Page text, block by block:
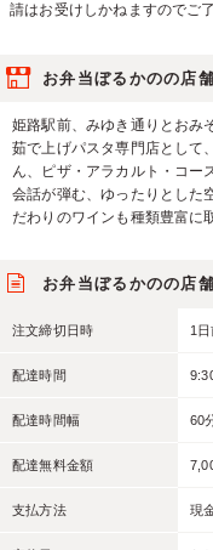
請はお受けしかねますのでご
お弁当ぼるかのの店
姫路駅前、みゆき通りとおみ
茹で上げパスタ専門店として
ん、ピザ・アラカルト・コー
会話が弾む、ゆったりとした
だわりのワインも種類豊富に
お弁当ぼるかのの店
注文締切日時 1
配達時間
配達時間幅 60
配達無料金額
支払方法 現